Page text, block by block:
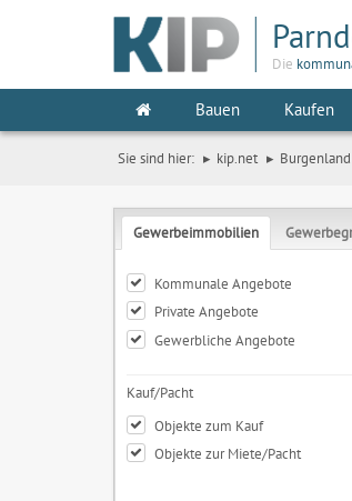
Die
Bauen Kaufen
Sie sind hier: kip.net Burgenland
Gewerbeimmobilien
Kommunale Angebote
Private Angebote
Gewerbliche Angebote
Kauf/Pacht
Objekte zum Kauf
Objekte zur Miete/Pacht